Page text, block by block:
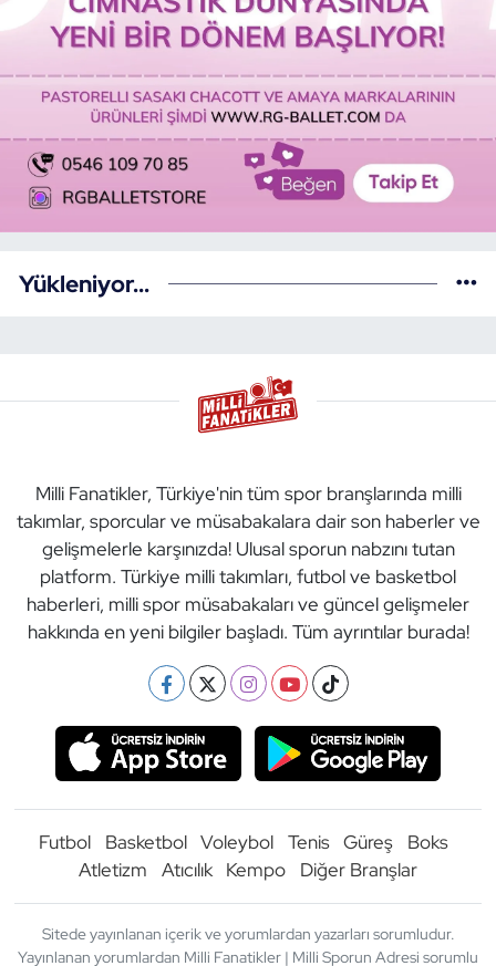
Yükleniyor...
Milli Fanatikler, Türkiye'nin tüm spor branşlarında milli
takımlar, sporcular ve müsabakalara dair son haberler ve
gelişmelerle karşınızda! Ulusal sporun nabzını tutan
platform. Türkiye milli takımları, futbol ve basketbol
haberleri, milli spor müsabakaları ve güncel gelişmeler
hakkında en yeni bilgiler başladı. Tüm ayrıntılar burada!
Futbol Basketbol Voleybol Tenis Güreş
Boks
Atletizm
Atıcılık Kempo Diğer Branşlar
Sitede yayınlanan içerik ve yorumlardan yazarları sorumludur.
Yayınlanan yorumlardan Milli Fanatikler | Milli Sporun Adresi sorumlu